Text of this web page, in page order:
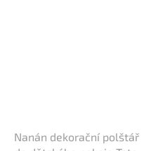
Nanán dekorační polštář